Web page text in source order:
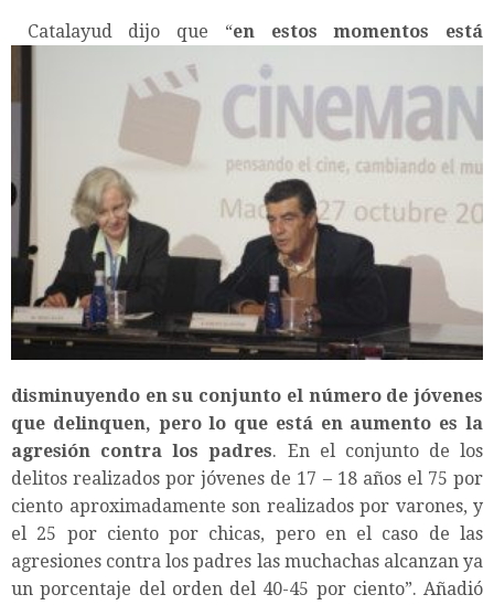
Catalayud dijo que “en estos momentos está
disminuyendo en su conjunto el número de jóvenes
que delinquen, pero lo que está en aumento es la
agresión contra los padres. En el conjunto de los
delitos realizados por jóvenes de 17 – 18 años el 75 por
ciento aproximadamente son realizados por varones, y
el 25 por ciento por chicas, pero en el caso de las
agresiones contra los padres las muchachas alcanzan ya
un porcentaje del orden del 40-45 por ciento”. Añadió